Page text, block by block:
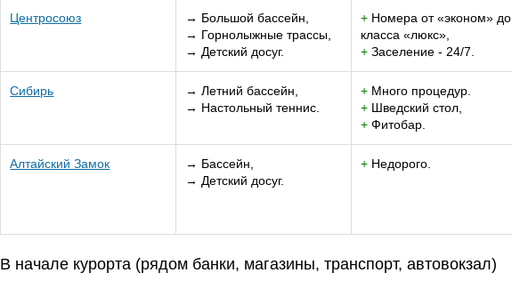
Центросоюз
→ Большой бассейн,
→ Горнолыжные трассы,
→ Детский досуг.
+ Номера от «эконом» до
класса «люкс»,
+ Заселение - 24/7.
Сибирь
→ Летний бассейн,
→ Настольный теннис.
+ Много процедур.
+ Шведский стол,
+ Фитобар.
Алтайский Замок
→ Бассейн,
→ Детский досуг.
+ Недорого.
В начале курорта (рядом банки, магазины, транспорт, автовокзал)